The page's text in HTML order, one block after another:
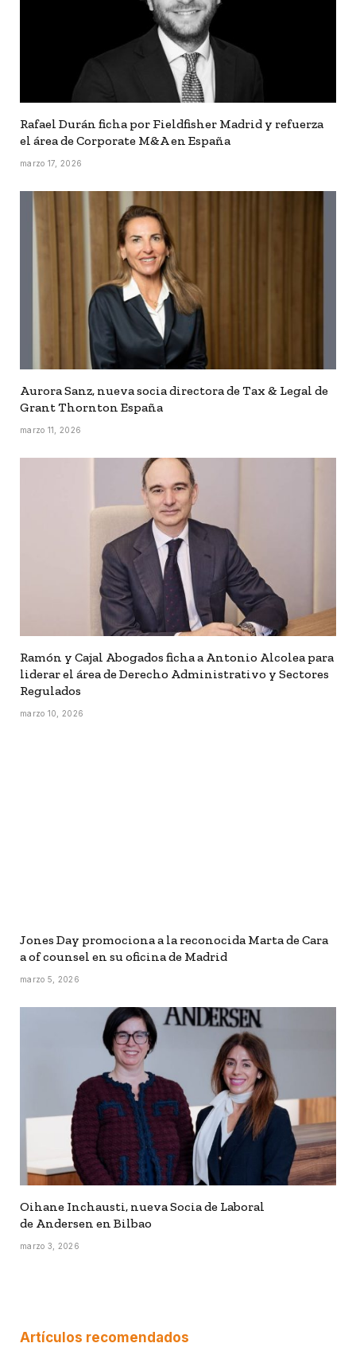
Rafael Durán ficha por Fieldfisher Madrid y refuerza
el área de Corporate M&A en España
marzo 17, 2026
Aurora Sanz, nueva socia directora de Tax & Legal de
Grant Thornton España
marzo 11, 2026
Ramón y Cajal Abogados ficha a Antonio Alcolea para
liderar el área de Derecho Administrativo y Sectores
Regulados
marzo 10, 2026
Jones Day promociona a la reconocida Marta de Cara
a of counsel en su oficina de Madrid
marzo 5, 2026
Oihane Inchausti, nueva Socia de Laboral
de Andersen en Bilbao
marzo 3, 2026
Artículos recomendados